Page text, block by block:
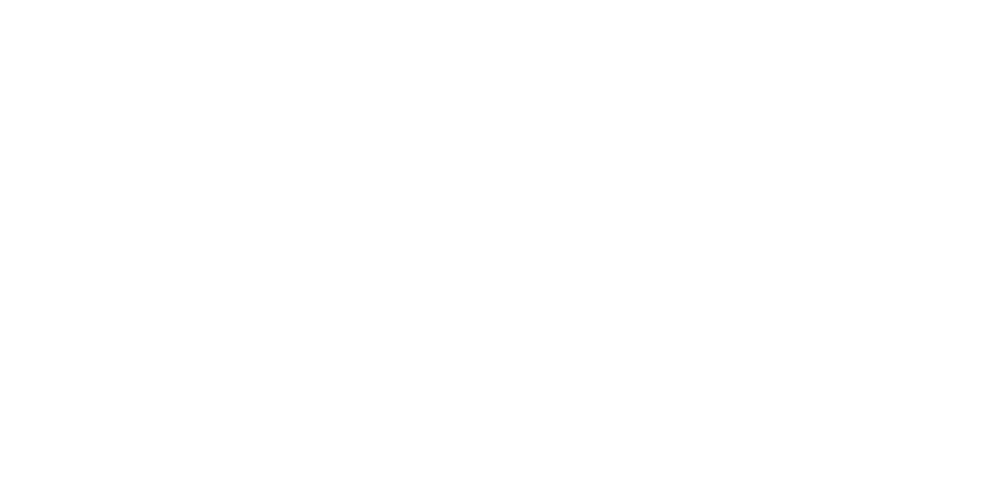
kterým se dostanete do všech tří pater. Vila Blossom, elegantně zařízená svými hrdými majiteli, se díky svému elegantnímu nábytku a
je pohodlná a snadno pojme až deset hostů. Nezapomeňte si rezervovat hlavní ložnici v prvním patře s manželskou postelí velikosti
vychutnat malebný výhled na Atlantik, ideální místo pro ranní kávu před začátkem dne plného dobrodružství.
nicméně pokud si chcete pronajmout auto, je k dispozici garáž.